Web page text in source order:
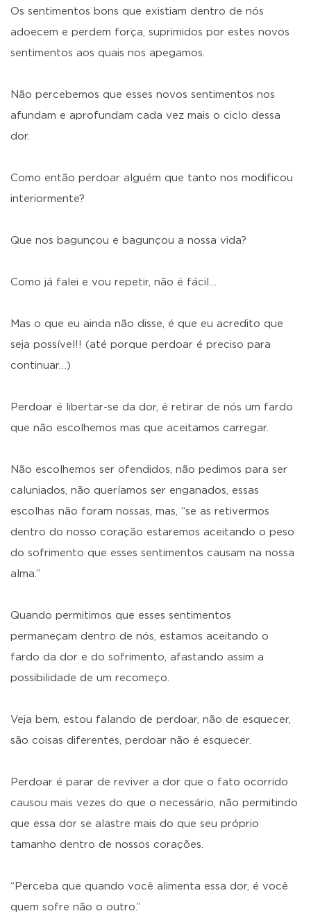
Os sentimentos bons que existiam dentro de nós
adoecem e perdem força, suprimidos por estes novos
sentimentos aos quais nos apegamos.
Não percebemos que esses novos sentimentos nos
afundam e aprofundam cada vez mais o ciclo dessa
dor.
Como então perdoar alguém que tanto nos modificou
interiormente?
Que nos bagunçou e bagunçou a nossa vida?
Como já falei e vou repetir, não é fácil…
Mas o que eu ainda não disse, é que eu acredito que
seja possível!! (até porque perdoar é preciso para
continuar…)
Perdoar é libertar-se da dor, é retirar de nós um fardo
que não escolhemos mas que aceitamos carregar.
Não escolhemos ser ofendidos, não pedimos para ser
caluniados, não queríamos ser enganados, essas
escolhas não foram nossas, mas, “se as retivermos
dentro do nosso coração estaremos aceitando o peso
do sofrimento que esses sentimentos causam na nossa
alma.”
Quando permitimos que esses sentimentos
permaneçam dentro de nós, estamos aceitando o
fardo da dor e do sofrimento, afastando assim a
possibilidade de um recomeço.
Veja bem, estou falando de perdoar, não de esquecer,
são coisas diferentes, perdoar não é esquecer.
Perdoar é parar de reviver a dor que o fato ocorrido
causou mais vezes do que o necessário, não permitindo
que essa dor se alastre mais do que seu próprio
tamanho dentro de nossos corações.
“Perceba que quando você alimenta essa dor, é você
quem sofre não o outro.”